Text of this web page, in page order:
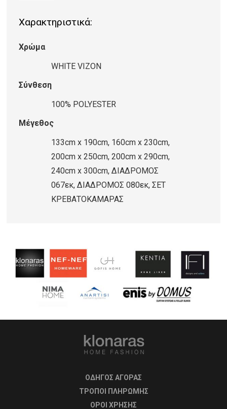
8504
VIZON
ποσότητα
Χαρακτηριστικά:
Χρώμα
WHITE VIZON
Σύνθεση
100% POLYESTER
Μέγεθος
133cm x 190cm, 160cm x 230cm,
200cm x 250cm, 200cm x 290cm,
240cm x 300cm, ΔΙΑΔΡΟΜΟΣ
067εκ, ΔΙΑΔΡΟΜΟΣ 080εκ, ΣΕΤ
ΚΡΕΒΑΤΟΚΑΜΑΡΑΣ
ΟΔΗΓΟΣ ΑΓΟΡΑΣ
ΤΡΟΠΟΙ ΠΛΗΡΩΜΗΣ
OΡΟΙ ΧΡΗΣΗΣ